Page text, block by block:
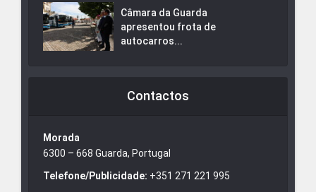
Câmara da Guarda
apresentou frota de
autocarros...
Contactos
Morada
6300 – 668 Guarda, Portugal
Telefone/Publicidade: +351 271 221 995